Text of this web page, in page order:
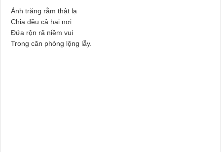
Ánh trăng rằm thật lạ
Chia đều cả hai nơi
Đứa rộn rã niềm vui
Trong căn phòng lộng lẫy.